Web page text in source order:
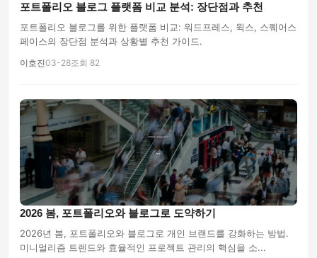
포트폴리오 블로그 플랫폼 비교 분석: 장단점과 추천
포트폴리오 블로그를 위한 플랫폼 비교: 워드프레스, 윅스, 스퀘어스
페이스의 장단점 분석과 상황별 추천 가이드.
이호진03-28조회 82
2026 봄, 포트폴리오와 블로그로 도약하기
2026년 봄, 포트폴리오와 블로그로 개인 브랜드를 강화하는 방법.
미니멀리즘 트렌드와 효율적인 프로젝트 관리의 핵심을 소...